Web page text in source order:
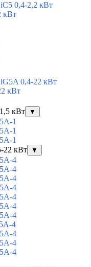
0,4-2,2 кВт
кВт
0,4-22 кВт
кВт
кВт ▼
1
1
1
22 кВт
▼
4
4
4
4
4
4
4
4
4
4
4